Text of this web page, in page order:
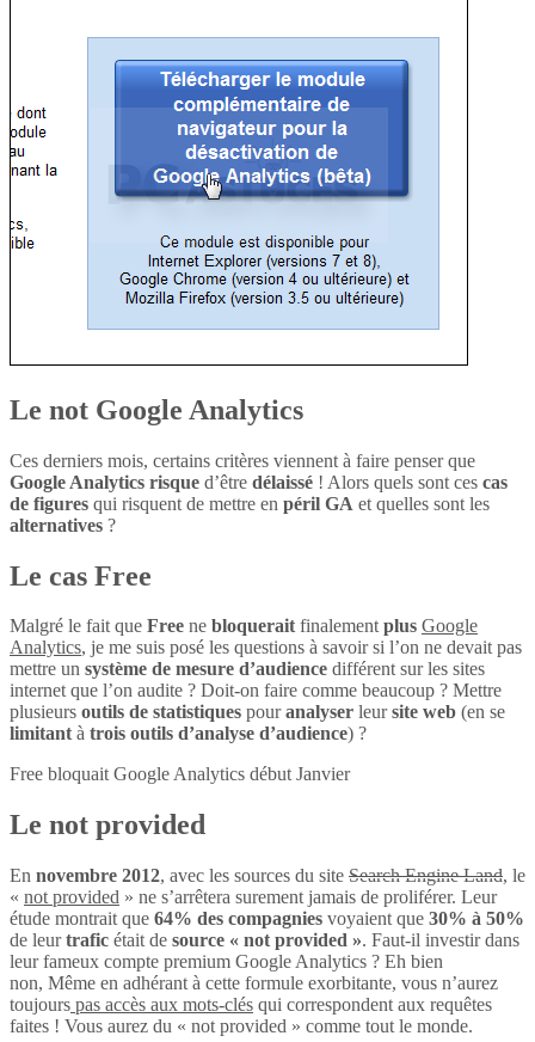
Le not Google Analytics
Ces derniers mois, certains critères viennent à faire penser que
Google Analytics risque d’être délaissé ! Alors quels sont ces cas
de figures qui risquent de mettre en péril GA et quelles sont les
alternatives ?
Le cas Free
Malgré le fait que Free ne bloqueraitfinalementplus Google
Analytics, je me suis posé les questions à savoir si l’on ne devait pas
mettre un système de mesure d’audience différent sur les sites
internet que l’on audite ? Doit-on faire comme beaucoup ? Mettre
plusieurs outils de statistiques pouranalyser leursite web (en se
limitantà trois outils d’analyse d’audience) ?
Free bloquait Google Analytics début Janvier
Le not provided
En novembre 2012, avec les sources du site Search Engine Land, le
« not provided » ne s’arrêtera surement jamais de proliférer. Leur
étude montrait que 64% des compagnies voyaient que 30% à 50%
de leurtrafic était de source « not provided ». Faut-il investir dans
leur fameux compte premium Google Analytics ? Eh bien
non, Même en adhérant à cette formule exorbitante, vous n’aurez
toujours pas accès aux mots-clés qui correspondent aux requêtes
faites ! Vous aurez du « not provided » comme tout le monde.